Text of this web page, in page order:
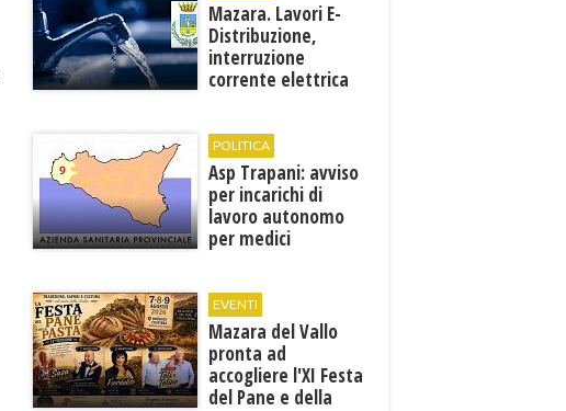
Mazara. Lavori E-
Distribuzione,
interruzione
corrente elettrica
POLITICA
Asp Trapani: avviso
per incarichi di
lavoro autonomo
per medici
EVENTI
Mazara del Vallo
pronta ad
accogliere l'XI Festa
del Pane e della